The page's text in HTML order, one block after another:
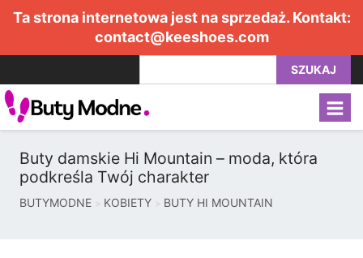
Ta strona internetowa jest na sprzedaż. Kontakt:
contact@keeshoes.com
SZUKAJ
Buty damskie Hi Mountain – moda, która
podkreśla Twój charakter
BUTYMODNE KOBIETY BUTY HI MOUNTAIN